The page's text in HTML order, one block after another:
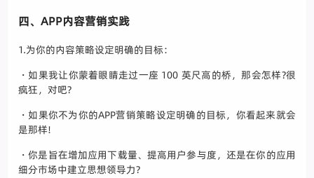
四、APP内容营销实践
1.为你的内容策略设定明确的目标：
・如果我让你蒙着眼睛走过一座 100 英尺高的桥，那会怎样?很
疯狂，对吧?
・如果你不为你的APP营销策略设定明确的目标，你看起来就会
是那样!
・你是旨在增加应用下载量、提高用户参与度，还是在你的应用
细分市场中建立思想领导力?